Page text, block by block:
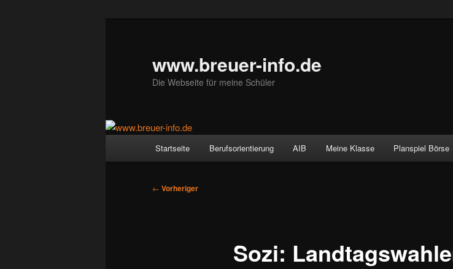
www.breuer-info.de
Die Webseite für meine Schüler
Startseite Berufsorientierung AIB Meine Klasse Planspiel Börse
Beitragsnavigation
← Vorheriger
Sozi: